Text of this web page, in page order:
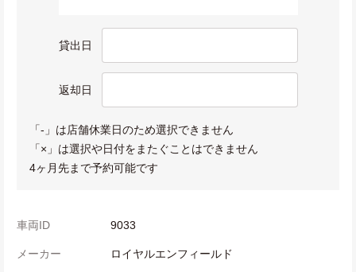
貸出日
返却日
「-」は店舗休業日のため選択できません
「×」は選択や日付をまたぐことはできません
4ヶ月先まで予約可能です
車両ID 9033
メーカー ロイヤルエンフィールド